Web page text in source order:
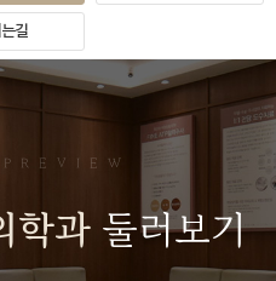
길
학과둘러보기